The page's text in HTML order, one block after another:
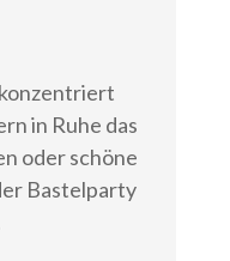
in Ruhe das
oder schöne
Bastelparty